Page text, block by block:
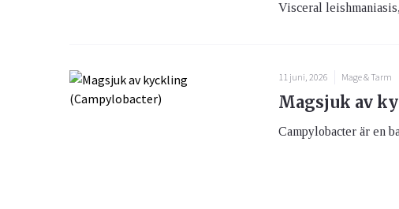
Visceral
11 juni, 2026 Mage & Tarm
Magsjuk av
Campylobacter är en